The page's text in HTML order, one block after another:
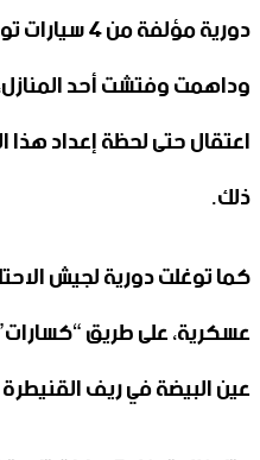
دورية مؤلفة
وداهمت وفتشت أحد
اعتقال حتى لحظة إعداد هذا
ذلك.
عسكرية، على طريق
عين البيضة في ريف